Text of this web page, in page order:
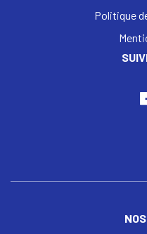
Politique